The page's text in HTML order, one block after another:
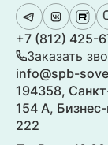
+7 (812) 425-
Заказать
info@spb-
194358,
154 А,
222